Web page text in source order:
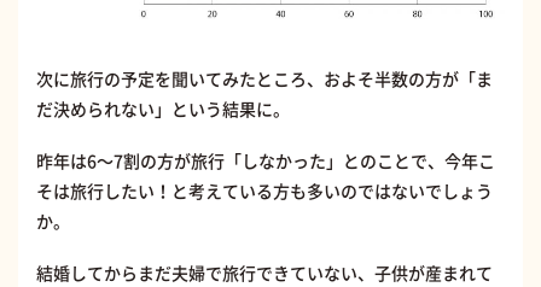
次に旅行の予定を聞いてみたところ、およそ半数の方が「ま
だ決められない」という結果に。
昨年は6〜7割の方が旅行「しなかった」とのことで、今年こ
そは旅行したい！と考えている方も多いのではないでしょう
か。
結婚してからまだ夫婦で旅行できていない、子供が産まれて